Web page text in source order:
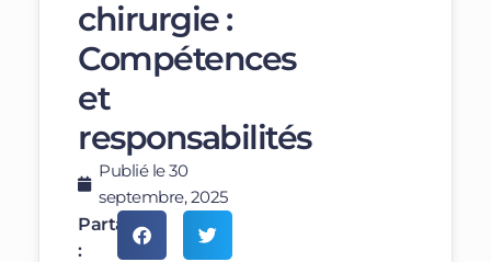
chirurgie :
Compétences
et
responsabilités
Publié le30
septembre, 2025
Partager
: